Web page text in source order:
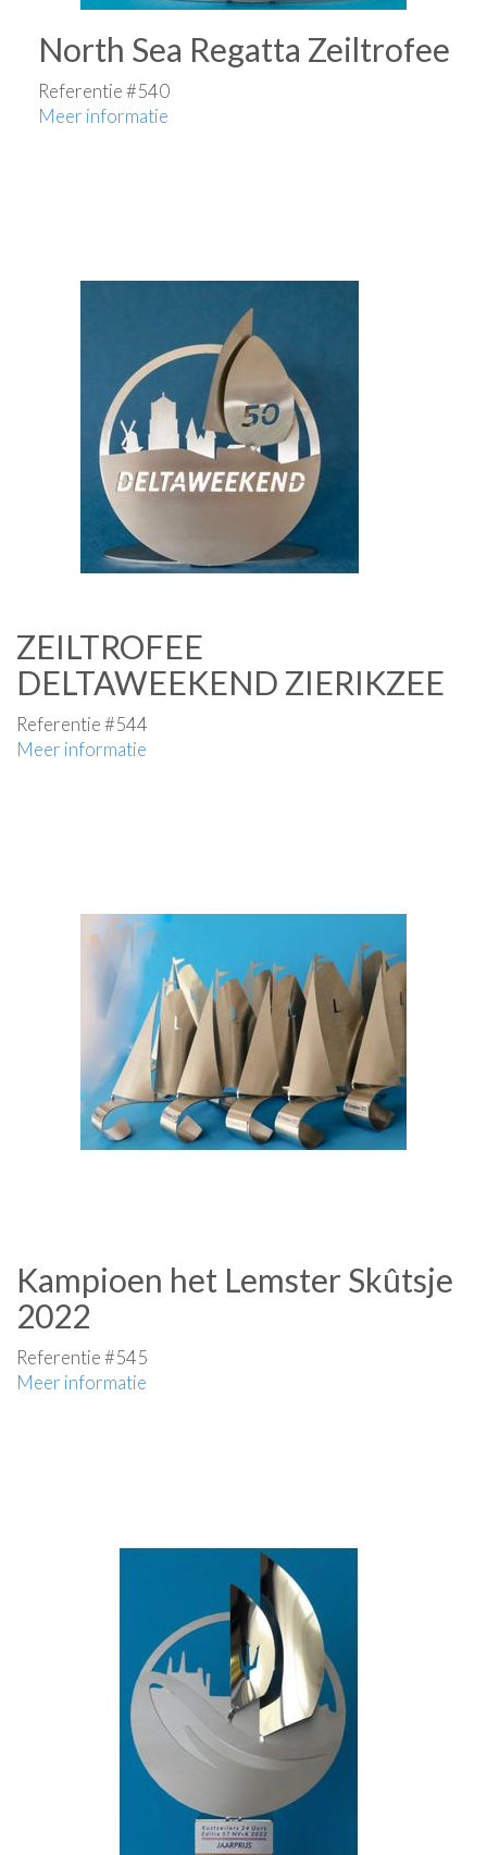
North Sea Regatta Zeiltrofee
Referentie #540
Meer informatie
ZEILTROFEE
DELTAWEEKEND ZIERIKZEE
Referentie #544
Meer informatie
Kampioen het Lemster Skûtsje
2022
Referentie #545
Meer informatie